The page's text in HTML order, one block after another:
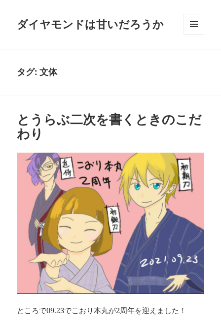
ダイヤモンドは甘いだろうか
タグ:文体
とうらぶ二次を書くときのこだ
わり
ところで09.23でこおり本丸が2周年を迎えました！